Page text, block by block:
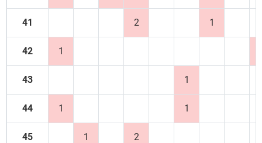
41 2 1
42 1
43 1
44 1 1
45 1 2